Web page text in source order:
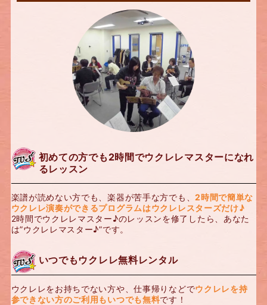
初めての方でも2時間でウクレレマスターになれ
るレッスン
楽譜が読めない方でも、楽器が苦手な方でも、2時間で簡単な
ウクレレ演奏ができるプログラムはウクレレスターズだけ♪
2時間でウクレレマスター♪のレッスンを修了したら、あなた
は”ウクレレマスター♪”です。
いつでもウクレレ無料レンタル
ウクレレをお持ちでない方や、仕事帰りなどでウクレレを持
参できない方のご利用もいつでも無料です！